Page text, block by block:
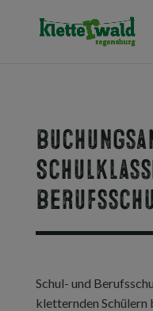
Schul- und
kletternden Schülern